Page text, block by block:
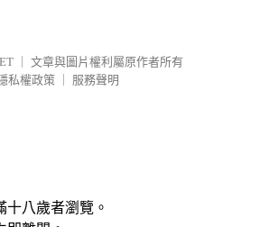
文章與圖片權利屬原作者所有
私權政策
服務聲明
八歲者瀏覽。